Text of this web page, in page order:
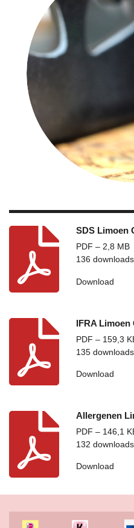
SDS Limoen
PDF – 2,8 MB
136 downloads
Download
IFRA Limoen
PDF – 159,3
135 downloads
Download
Allergenen
PDF – 146,1
132 downloads
Download